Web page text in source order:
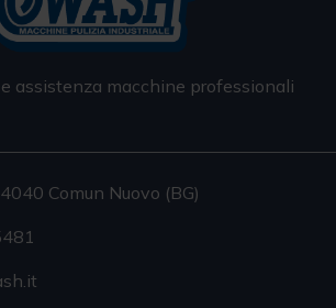
assistenza macchine professionali
Comun Nuovo (BG)